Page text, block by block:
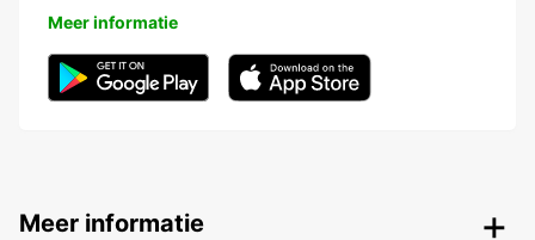
Meer informatie
Meer informatie